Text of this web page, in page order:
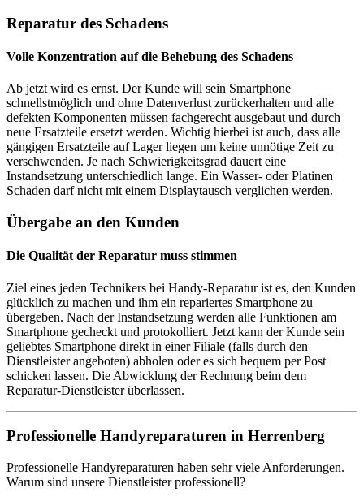
Reparatur des Schadens
Volle Konzentration auf die Behebung des Schadens
Ab jetzt wird es ernst. Der Kunde will sein Smartphone
schnellstmöglich und ohne Datenverlust zurückerhalten und alle
defekten Komponenten müssen fachgerecht ausgebaut und durch
neue Ersatzteile ersetzt werden. Wichtig hierbei ist auch, dass alle
gängigen Ersatzteile auf Lager liegen um keine unnötige Zeit zu
verschwenden. Je nach Schwierigkeitsgrad dauert eine
Instandsetzung unterschiedlich lange. Ein Wasser- oder Platinen
Schaden darf nicht mit einem Displaytausch verglichen werden.
Übergabe an den Kunden
Die Qualität der Reparatur muss stimmen
Ziel eines jeden Technikers bei Handy-Reparatur ist es, den Kunden
glücklich zu machen und ihm ein repariertes Smartphone zu
übergeben. Nach der Instandsetzung werden alle Funktionen am
Smartphone gecheckt und protokolliert. Jetzt kann der Kunde sein
geliebtes Smartphone direkt in einer Filiale (falls durch den
Dienstleister angeboten) abholen oder es sich bequem per Post
schicken lassen. Die Abwicklung der Rechnung beim dem
Reparatur-Dienstleister überlassen.
Professionelle Handyreparaturen in Herrenberg
Professionelle Handyreparaturen haben sehr viele Anforderungen.
Warum sind unsere Dienstleister professionell?